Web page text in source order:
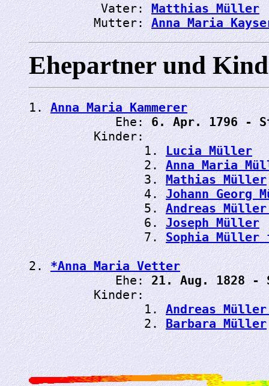
          Vater:
Matthias Müller
         Mutter:
Anna Maria
Ehepartner und
1. Anna Maria Kammerer
            Ehe:
6. Apr. 1796 -
         Kinder:
                1.
Lucia Müller
                2.
Anna Maria
                3.
Mathias Müller
                4.
Johann Georg
                5.
Andreas
                6.
Joseph Müller
                7.
Sophia Müller
2. *Anna Maria Vetter
            Ehe:
21. Aug. 1828 -
         Kinder:
                1.
Andreas
                2.
Barbara Müller